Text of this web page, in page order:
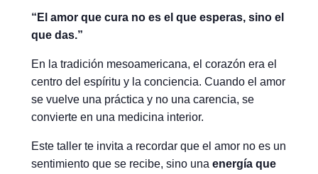
“El amor que cura no es el que esperas, sino el
que das.”
En la tradición mesoamericana, el corazón era el
centro del espíritu y la conciencia. Cuando el amor
se vuelve una práctica y no una carencia, se
convierte en una medicina interior.
Este taller te invita a recordar que el amor no es un
sentimiento que se recibe, sino una energía que